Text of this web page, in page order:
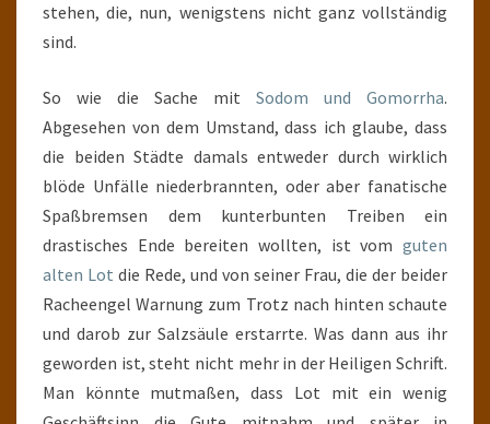
stehen, die, nun, wenigstens nicht ganz vollständig
sind.
So wie die Sache mit Sodom und Gomorrha.
Abgesehen von dem Umstand, dass ich glaube, dass
die beiden Städte damals entweder durch wirklich
blöde Unfälle niederbrannten, oder aber fanatische
Spaßbremsen dem kunterbunten Treiben ein
drastisches Ende bereiten wollten, ist vom guten
alten Lot die Rede, und von seiner Frau, die der beider
Racheengel Warnung zum Trotz nach hinten schaute
und darob zur Salzsäule erstarrte. Was dann aus ihr
geworden ist, steht nicht mehr in der Heiligen Schrift.
Man könnte mutmaßen, dass Lot mit ein wenig